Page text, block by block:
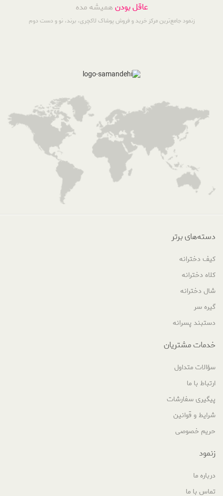
عاقل بودنهمیشه مده
زنمود جامع‌ترین مرکز خرید و فروش پوشاک لاکچری، برند، نو و دست دوم
دسته‌های برتر
کیف دخترانه
کلاه دخترانه
شال دخترانه
گیره سر
دستبند پسرانه
خدمات مشتریان
سؤالات متداول
ارتباط با ما
پیگیری سفارشات
شرایط و قوانین
حریم خصوصی
زنمود
درباره ما
تماس با ما